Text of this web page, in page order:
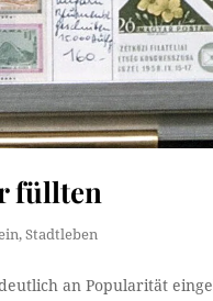
füllten
,Stadtleben
an Popularität